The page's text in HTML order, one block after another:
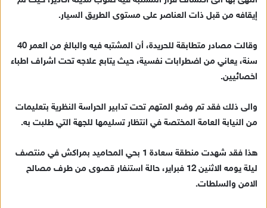
و
إيقافه من قبل ذات العناصر على مستوى الطريق السيار.
وقالت مصادر متطابقة للحريدة، أن المشتبه فيه والبالغ من العمر 40
سنة، يعاني من اضطرابات نفسية، حيث يتابع علاجه تحت اشراف اطباء
اخصائيين.
والى ذلك فقد تم وضع المتهم تحت تدابير الحراسة النظرية بتعليمات
من النيابة العامة المختصة في انتظار تسليمها للجهة التي طلبت به.
هذا فقد شهدت منطقة سعادة 1 بحي المحاميد بمراكش في منتصف
ليلة يومه الاثنين 12 فبراير، حالة استنفار قصوى من طرف مصالح
الامن والسلطات.